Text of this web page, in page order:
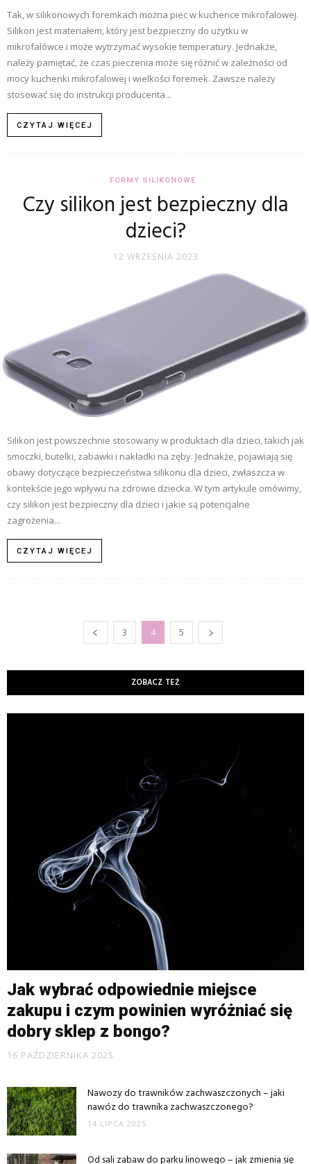
Tak, w silikonowych foremkach można piec w kuchence mikrofalowej.
Silikon jest materiałem, który jest bezpieczny do użytku w
mikrofalówce i może wytrzymać wysokie temperatury. Jednakże,
należy pamiętać, że czas pieczenia może się różnić w zależności od
mocy kuchenki mikrofalowej i wielkości foremek. Zawsze należy
stosować się do instrukcji producenta...
CZYTAJ WIĘCEJ
FORMY SILIKONOWE
Czy silikon jest bezpieczny dla
dzieci?
12 WRZEŚNIA 2023
Silikon jest powszechnie stosowany w produktach dla dzieci, takich jak
smoczki, butelki, zabawki i nakładki na zęby. Jednakże, pojawiają się
obawy dotyczące bezpieczeństwa silikonu dla dzieci, zwłaszcza w
kontekście jego wpływu na zdrowie dziecka. W tym artykule omówimy,
czy silikon jest bezpieczny dla dzieci i jakie są potencjalne
zagrożenia...
CZYTAJ WIĘCEJ
3 4 5
ZOBACZ TEŻ
Jak wybrać odpowiednie miejsce
zakupu i czym powinien wyróżniać się
dobry sklep z bongo?
16 PAŹDZIERNIKA 2025
Nawozy do trawników zachwaszczonych – jaki
nawóz do trawnika zachwaszczonego?
14 LIPCA 2025
Od sali zabaw do parku linowego – jak zmienia się